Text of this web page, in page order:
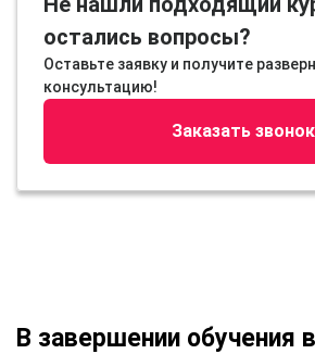
остались вопросы?
Оставьте заявку и получите
консультацию!
Заказать звонок
В завершении обучения